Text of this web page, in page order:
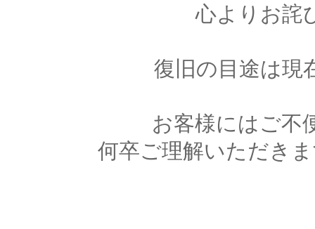
心よりお詫
復旧の目途は現
お客様にはご不
何卒ご理解いただき